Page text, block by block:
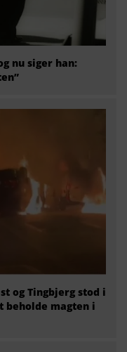
nu siger han:
og Tingbjerg stod i
magten i